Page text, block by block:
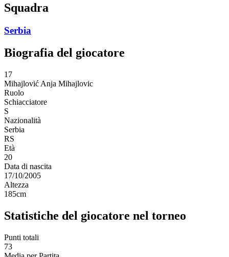
Squadra
Serbia
Biografia del giocatore
17
Mihajlović Anja Mihajlovic
Ruolo
Schiacciatore
S
Nazionalità
Serbia
RS
Età
20
Data di nascita
17/10/2005
Altezza
185cm
Statistiche del giocatore nel torneo
Punti totali
73